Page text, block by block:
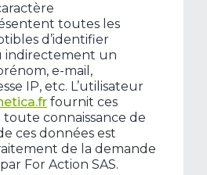
toutes les
d’identifier
indirectement un
e-mail,
IP, etc. L’utilisateur
fournit ces
connaissance de
ces données est
de la demande
For Action SAS.